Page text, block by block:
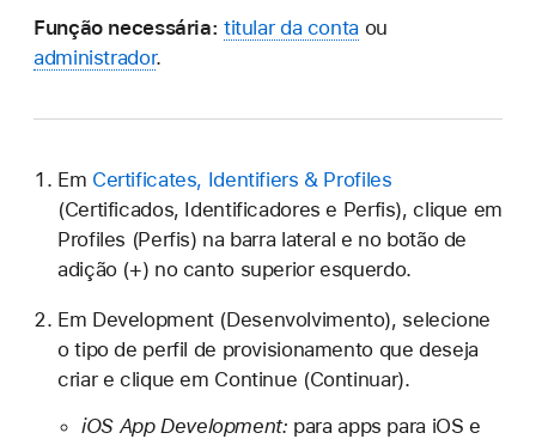
Função necessária: titular da conta ou
administrador.
Em Certificates, Identifiers & Profiles
(Certificados, Identificadores e Perfis), clique em
Profiles (Perfis) na barra lateral e no botão de
adição (+) no canto superior esquerdo.
Em Development (Desenvolvimento), selecione
o tipo de perfil de provisionamento que deseja
criar e clique em Continue (Continuar).
iOS App Development: para apps para iOS e